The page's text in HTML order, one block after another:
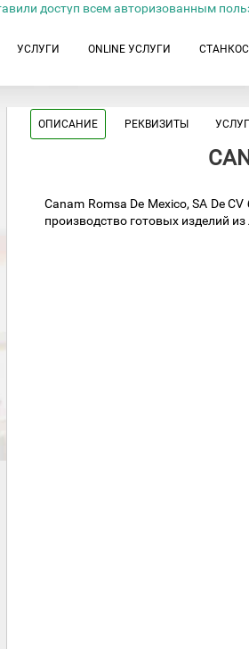
доступ всем авторизованным
УСЛУГИ ONLINE УСЛУГИ
ОПИСАНИЕ РЕКВИЗИТЫ
Canam Romsa De Mexico, SA De
производство готовых изделий